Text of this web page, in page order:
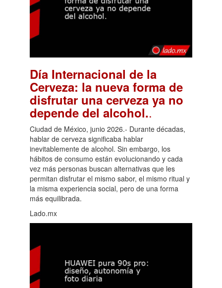
Día Internacional de la
Cerveza: la nueva forma de
disfrutar una cerveza ya no
depende del alcohol..
Ciudad de México, junio 2026.- Durante décadas,
hablar de cerveza significaba hablar
inevitablemente de alcohol. Sin embargo, los
hábitos de consumo están evolucionando y cada
vez más personas buscan alternativas que les
permitan disfrutar el mismo sabor, el mismo ritual y
la misma experiencia social, pero de una forma
más equilibrada.
Lado.mx